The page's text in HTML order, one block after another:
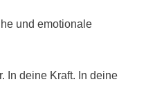
und emotionale
In deine Kraft. In deine